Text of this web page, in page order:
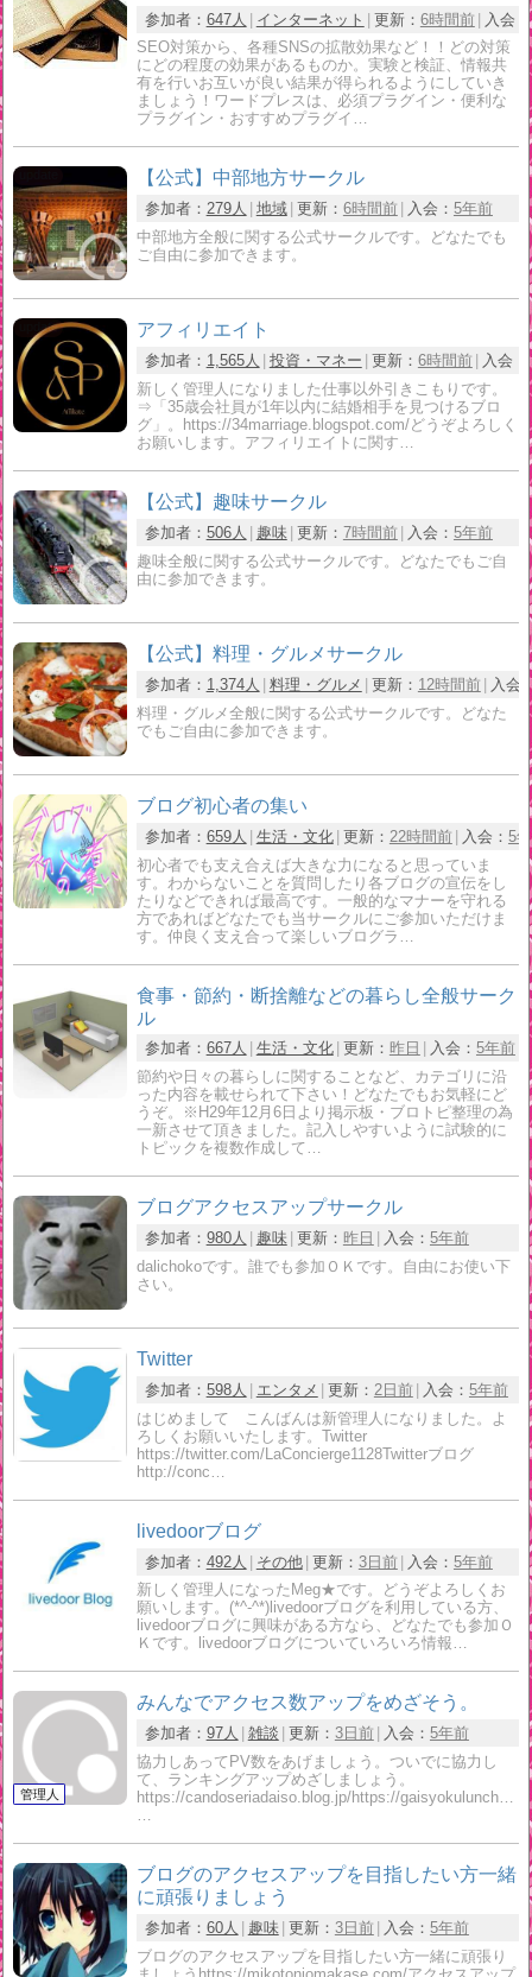
参加者： 647人 インターネット 更新： 6時間前 入会：
SEO対策から、各種SNSの拡散効果など！！どの対策
にどの程度の効果があるものか。実験と検証、情報共
有を行いお互いが良い結果が得られるようにしていき
ましょう！ワードプレスは、必須プラグイン・便利な
プラグイン・おすすめプラグイ…
【公式】中部地方サークル
参加者： 279人 地域 更新： 6時間前 入会： 5年前
中部地方全般に関する公式サークルです。どなたでも
ご自由に参加できます。
アフィリエイト
参加者： 1,565人 投資・マネー 更新： 6時間前 入会：
新しく管理人になりました仕事以外引きこもりです。
⇒「35歳会社員が1年以内に結婚相手を見つけるブロ
グ」。https://34marriage.blogspot.com/どうぞよろしく
お願いします。アフィリエイトに関す…
【公式】趣味サークル
参加者： 506人 趣味 更新： 7時間前 入会： 5年前
趣味全般に関する公式サークルです。どなたでもご自
由に参加できます。
【公式】料理・グルメサークル
参加者： 1,374人 料理・グルメ 更新： 12時間前
入会
料理・グルメ全般に関する公式サークルです。どなた
でもご自由に参加できます。
ブログ初心者の集い
参加者： 659人 生活・文化 更新： 22時間前 入会： 5
初心者でも支え合えば大きな力になると思っていま
す。わからないことを質問したり各ブログの宣伝をし
たりなどできれば最高です。一般的なマナーを守れる
方であればどなたでも当サークルにご参加いただけま
す。仲良く支え合って楽しいブログラ…
食事・節約・断捨離などの暮らし全般サーク
ル
参加者： 667人 生活・文化 更新： 昨日 入会： 5年前
節約や日々の暮らしに関することなど、カテゴリに沿
った内容を載せられて下さい！どなたでもお気軽にど
うぞ。※H29年12月6日より掲示板・ブロトピ整理の為
一新させて頂きました。記入しやすいように試験的に
トピックを複数作成して…
ブログアクセスアップサークル
参加者： 980人 趣味 更新： 昨日 入会： 5年前
dalichokoです。誰でも参加ＯＫです。自由にお使い下
さい。
Twitter
参加者： 598人 エンタメ 更新： 2日前 入会： 5年前
はじめまして こんばんは新管理人になりました。よ
ろしくお願いいたします。Twitter
https://twitter.com/LaConcierge1128Twitterブログ
http://conc…
livedoorブログ
参加者： 492人 その他 更新： 3日前 入会： 5年前
新しく管理人になったMeg★です。どうぞよろしくお
願いします。(*^-^*)livedoorブログを利用している方、
livedoorブログに興味がある方なら、どなたでも参加Ｏ
Ｋです。livedoorブログについていろいろ情報…
みんなでアクセス数アップをめざそう。
参加者： 97人 雑談 更新： 3日前 入会： 5年前
協力しあってPV数をあげましょう。ついでに協力し
て、ランキングアップめざしましょう。
https://candoseriadaiso.blog.jp/https://
ブログのアクセスアップを目指したい方一緒
に頑張りましょう
参加者： 60人 趣味 更新： 3日前 入会： 5年前
ブログのアクセスアップを目指したい方一緒に頑張り